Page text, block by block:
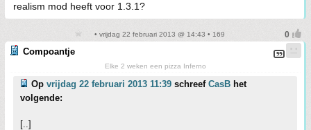
realism mod heeft voor 1.3.1?
• vrijdag 22 februari 2013 @ 14:43 • 169
Compoantje
Elke 2 weken een pizza Inferno
Op vrijdag 22 februari 2013 11:39 schreef CasB het
volgende:
[..]